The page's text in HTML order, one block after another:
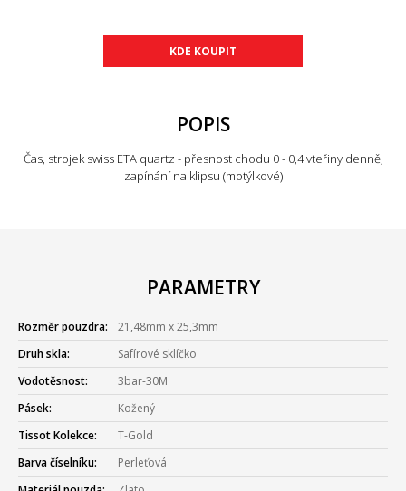
KDE KOUPIT
POPIS
Čas, strojek swiss ETA quartz - přesnost chodu 0 - 0,4 vteřiny denně,
zapínání na klipsu (motýlkové)
PARAMETRY
Rozměr pouzdra:
21,48mm x 25,3mm
Druh skla:
Safírové sklíčko
Vodotěsnost:
3bar-30M
Pásek:
Kožený
Tissot Kolekce:
T-Gold
Barva číselníku:
Perleťová